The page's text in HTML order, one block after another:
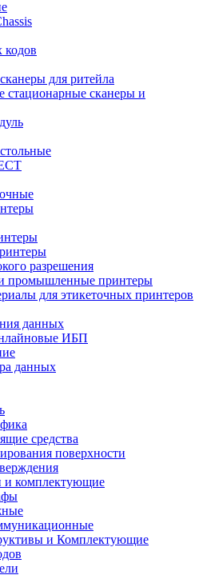
для ритейла
сканеры и
разрешения
промышленные принтеры
для этикеточных принтеров
данных
ИБП
данных
средства
поверхности
комплектующие
и Комплектующие